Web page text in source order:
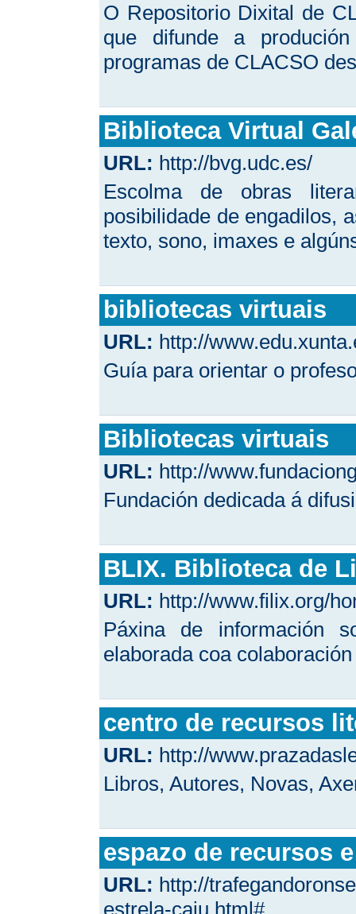
O Repositorio Dixital de
que difunde a
programas de CLACSO
Biblioteca Virtual
URL: http://bvg.udc.es/
Escolma de obras
posibilidade de engadilos,
texto, sono, imaxes e
bibliotecas virtuais
URL: http://
Guía para orientar o
Bibliotecas virtuais
URL: http://
Fundación dedicada á
BLIX. Biblioteca de
URL: http://www.filix.org/
Páxina de información
elaborada coa
centro de recursos
URL: http://
Libros, Autores, Novas,
espazo de recursos
URL: http://